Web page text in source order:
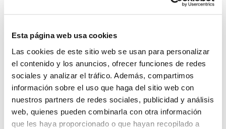
Esta página web usa cookies
Las cookies de este sitio web se usan para personalizar
el contenido y los anuncios, ofrecer funciones de redes
sociales y analizar el tráfico. Además, compartimos
información sobre el uso que haga del sitio web con
nuestros partners de redes sociales, publicidad y análisis
web, quienes pueden combinarla con otra información
que les haya proporcionado o que hayan recopilado a
00_2284 REDUIT.pdf1.2 MB
Sommaire #Progrès abertzale “Percée abertzale”
au premier tour, vague bleue au second, les
elections municipales 2014 nous montrent aussi
un renforcement des partisansde la Collectivité
Spécifique sur le BAB. Par Jean-Claude Larronde
pages 4 et 5 #Humeur de campagne Par Juliette
Bergouignan Page 6 Et maintenant au boulot !Par